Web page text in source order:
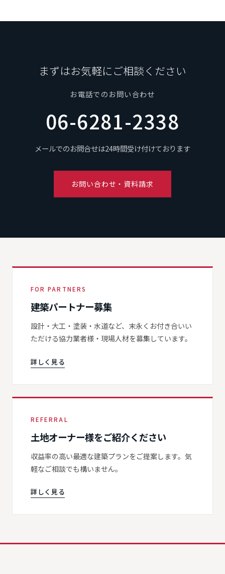
まずはお気軽にご相談ください
お電話でのお問い合わせ
06-6281-2338
メールでのお問合せは24時間受け付けております
お問い合わせ・資料請求
FOR PARTNERS
建築パートナー募集
設計・大工・塗装・水道など、末永くお付き合いい
ただける協力業者様・現場人材を募集しています。
詳しく見る
REFERRAL
土地オーナー様をご紹介ください
収益率の高い最適な建築プランをご提案します。気
軽なご相談でも構いません。
詳しく見る